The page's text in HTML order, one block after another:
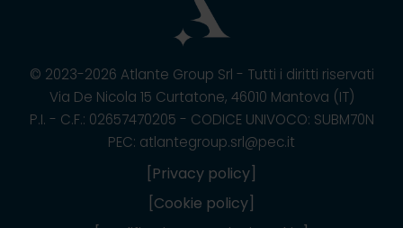
© 2023-2026 Atlante Group Srl - Tutti i diritti riservati
Via De Nicola 15 Curtatone, 46010 Mantova (IT)
P.I. - C.F.: 02657470205 - CODICE UNIVOCO: SUBM70N
PEC: atlantegroup.srl@pec.it
[Privacy policy]
[Cookie policy]